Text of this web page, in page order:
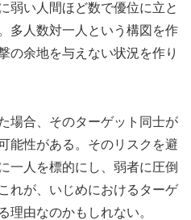
弱い人間ほど数で優位に立と
多人数対一人という構図を作
の余地を与えない状況を作り
場合、そのターゲット同士が
能性がある。そのリスクを避
一人を標的にし、弱者に圧倒
れが、いじめにおけるターゲ
理由なのかもしれない。